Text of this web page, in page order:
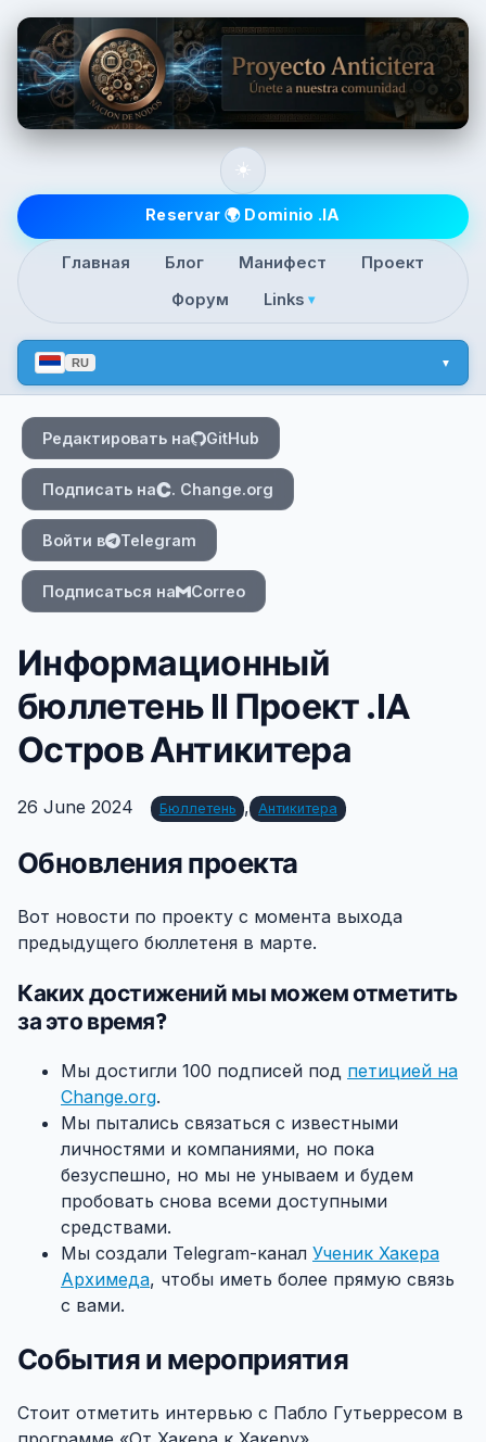
Top level
Главная Блог Манифест
Проект
Форум
Links ▾
RU
☀️
Reservar 🌍 Dominio .IA
Редактировать на GitHub
Подписать на . Change.org
Войти в Telegram
Подписаться на Correo
Информационный
бюллетень II Проект .IA
Остров Антикитера
26 June 2024 Бюллетень , Антикитера
Обновления проекта
Вот новости по проекту с момента выхода
предыдущего бюллетеня в марте.
Каких достижений мы можем отметить
за это время?
Мы достигли 100 подписей под петицией на
Change.org.
Мы пытались связаться с известными
личностями и компаниями, но пока
безуспешно, но мы не унываем и будем
пробовать снова всеми доступными
средствами.
Мы создали Telegram-канал Ученик Хакера
Архимеда, чтобы иметь более прямую связь
с вами.
События и мероприятия
Стоит отметить интервью с Пабло Гутьерресом в